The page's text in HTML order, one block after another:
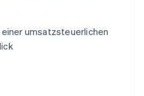
umsatzsteuerlichen